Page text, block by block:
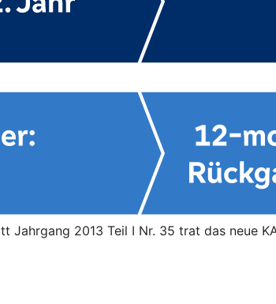
Jahrgang 2013 Teil I Nr. 35 trat das neue